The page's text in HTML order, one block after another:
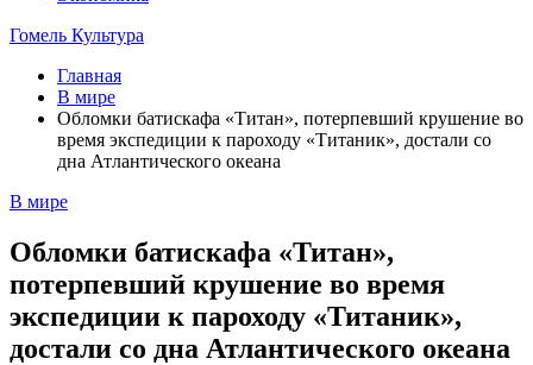
Гомель Культура
Главная
В мире
Обломки батискафа «Титан», потерпевший крушение во
время экспедиции к пароходу «Титаник», достали со
дна Атлантического океана
В мире
Обломки батискафа «Титан»,
потерпевший крушение во время
экспедиции к пароходу «Титаник»,
достали со дна Атлантического океана